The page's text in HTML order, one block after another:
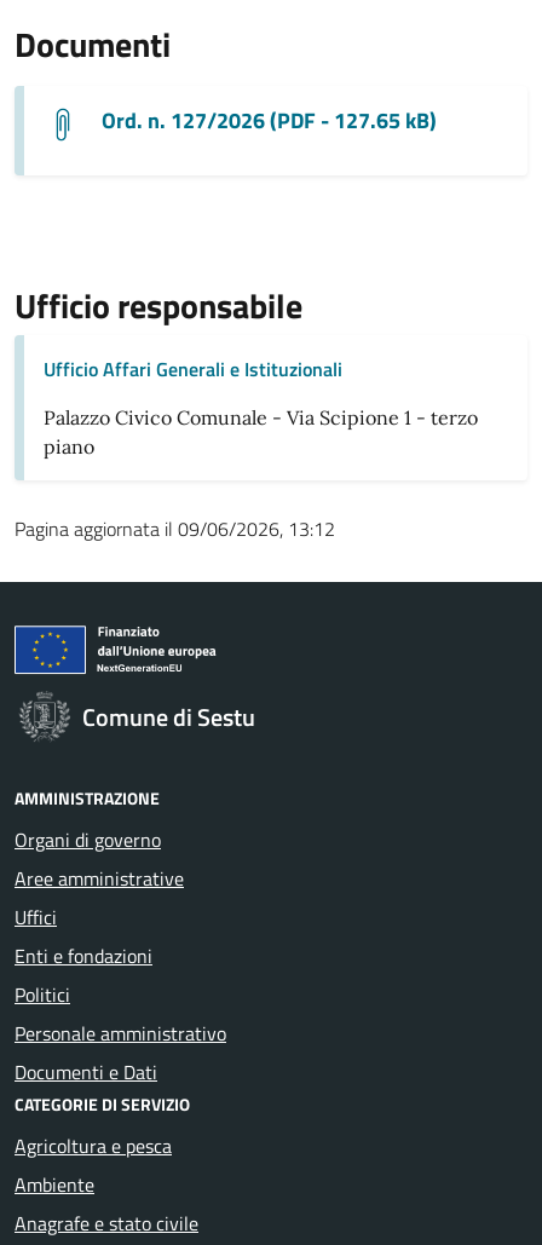
Documenti
Ord. n. 127/2026 (PDF - 127.65 kB)
Ufficio responsabile
Ufficio Affari Generali e Istituzionali
Palazzo Civico Comunale - Via Scipione 1 - terzo
piano
Pagina aggiornata il 09/06/2026, 13:12
Comune di Sestu
AMMINISTRAZIONE
Organi di governo
Aree amministrative
Uffici
Enti e fondazioni
Politici
Personale amministrativo
Documenti e Dati
CATEGORIE DI SERVIZIO
Agricoltura e pesca
Ambiente
Anagrafe e stato civile